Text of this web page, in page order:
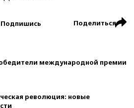
Подпишись Поделиться
международной премии
революция: новые